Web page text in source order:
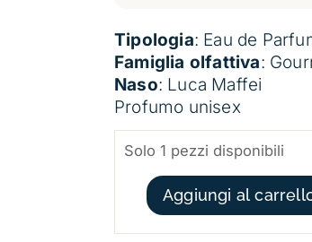
Tipologia: Eau de
Famiglia olfattiva:
Naso: Luca Maffei
Profumo unisex
Solo 1 pezzi disponibili
FORBIDDEN WORDS BOMBAY GOURMAND ŚASVA QUANTITÀAggiungi al